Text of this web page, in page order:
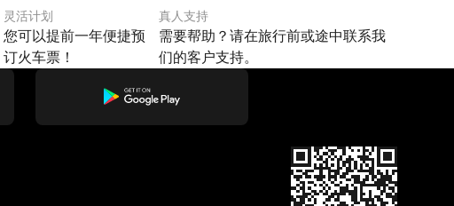
灵活计划
您可以提前一年便捷预
订火车票！
真人支持
需要帮助？请在旅行前或途中联系我
们的客户支持。